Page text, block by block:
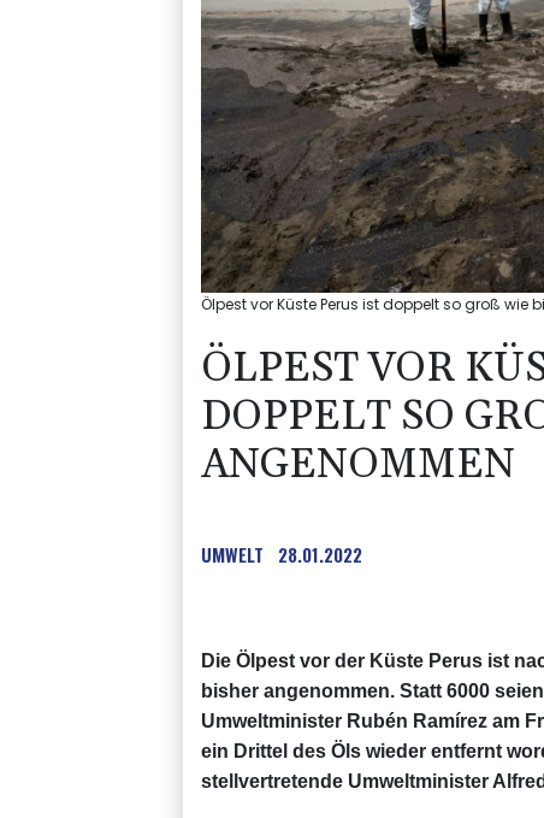
Ölpest vor Küste Perus ist doppelt so groß wie
ÖLPEST VOR
DOPPELT SO
NGENOMMEN
UMWELT 28.01.2022
Die Ölpest vor der Küste Perus ist
bisher angenommen. Statt 6000
Umweltminister Rubén Ramírez am
ein Drittel des Öls wieder entfernt
stellvertretende Umweltminister